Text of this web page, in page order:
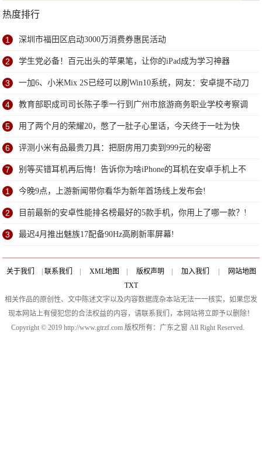
热度排行
1 深圳市福田区启动3000万消费券惠民活动
2 学生党必备！百元出头的苹果笔，让你的iPad成为学习神器
3 一加6、小米Mix 2S已经可以刷Win10系统，网友：安卓提不动刀
了？
4 教育部职成司司长陈子季一行到广州市旅游商务职业学校考察调
研
5 用了两个月的荣耀20，憋了一肚子心里话，今天终于一吐为快
6 评测小米有品最贵刀具：把厨房用刀卖到999元的秘密
7 别等买错耳机再后悔！告诉你为啥iPhone的耳机在安卓手机上不
能用
1 今晚9点，上游新闻带你看华为新年首场线上发布会!
2 目前最新的安卓性能排名榜最好的5款手机，你用上了哪一款？!
3 最迟4月推出魅族17配备90Hz高刷新率屏幕!
关于我们 联系我们 XML地图 版权声明 加入我们
网站地图
TXT
相关作品的原创性、文中陈述文字以及内容数据庞杂本站无法一一核实，如果您发
现本网站上有侵犯您的合法权益的内容，请联系我们，本网站将立即予以删除！
Copyright © 2019 http://www.gtrzf.com 版权所有：广东之窗 All Right Reserved.